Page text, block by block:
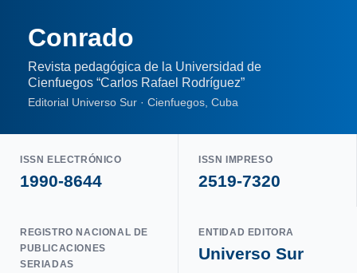
Conrado
Revista pedagógica de la Universidad de
Cienfuegos “Carlos Rafael Rodríguez”
Editorial Universo Sur · Cienfuegos, Cuba
ISSN ELECTRÓNICO
1990-8644
ISSN IMPRESO
2519-7320
REGISTRO NACIONAL DE
PUBLICACIONES
SERIADAS
ENTIDAD EDITORA
Universo Sur